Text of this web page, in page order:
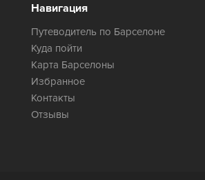
Навигация
Путеводитель по Барселоне
Куда пойти
Карта Барселоны
Избранное
Контакты
Отзывы